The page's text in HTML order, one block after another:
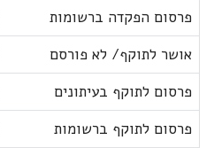
פרסום הפקדה ברשומות
אושר לתוקף/ לא פורסם
פרסום לתוקף בעיתונים
פרסום לתוקף ברשומות